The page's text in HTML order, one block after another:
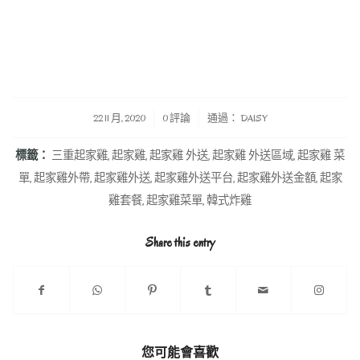
22 11 月, 2020
/ 0 評論 通過： DAISY
標籤： 三重起家雞,起家雞,起家雞 外送,起家雞 外送區域,起家雞 菜
單,起家雞外帶,起家雞外送,起家雞外送平台,起家雞外送金額,起家
雞套餐,起家雞菜單,韓式炸雞
Share this entry
您可能會喜歡